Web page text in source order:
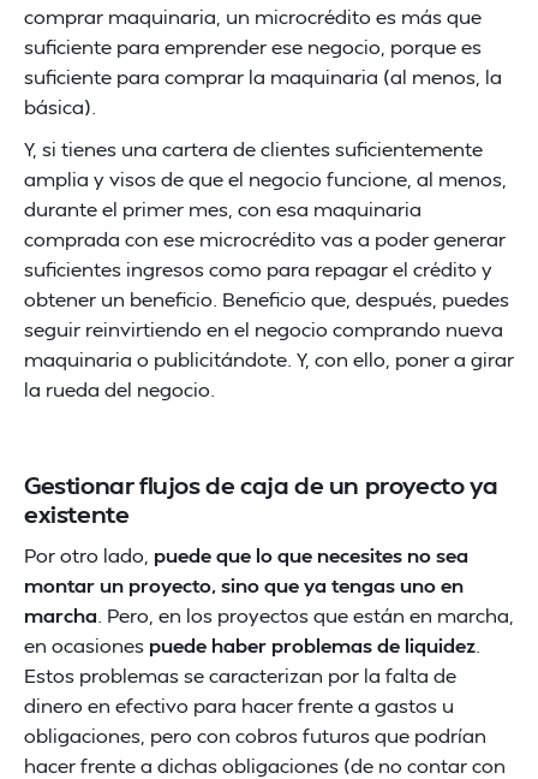
comprar maquinaria, un microcrédito es más que
suficiente para emprender ese negocio, porque es
suficiente para comprar la maquinaria (al menos, la
básica).
Y, si tienes una cartera de clientes suficientemente
amplia y visos de que el negocio funcione, al menos,
durante el primer mes, con esa maquinaria
comprada con ese microcrédito vas a poder generar
suficientes ingresos como para repagar el crédito y
obtener un beneficio. Beneficio que, después, puedes
seguir reinvirtiendo en el negocio comprando nueva
maquinaria o publicitándote. Y, con ello, poner a girar
la rueda del negocio.
Gestionar flujos de caja de un proyecto ya
existente
Por otro lado, puede que lo que necesites no sea
montar un proyecto, sino que ya tengas uno en
marcha . Pero, en los proyectos que están en marcha,
en ocasiones puede haber problemas de liquidez
Estos problemas se caracterizan por la falta de
dinero en efectivo para hacer frente a gastos u
obligaciones, pero con cobros futuros que podrían
hacer frente a dichas obligaciones (de no contar con